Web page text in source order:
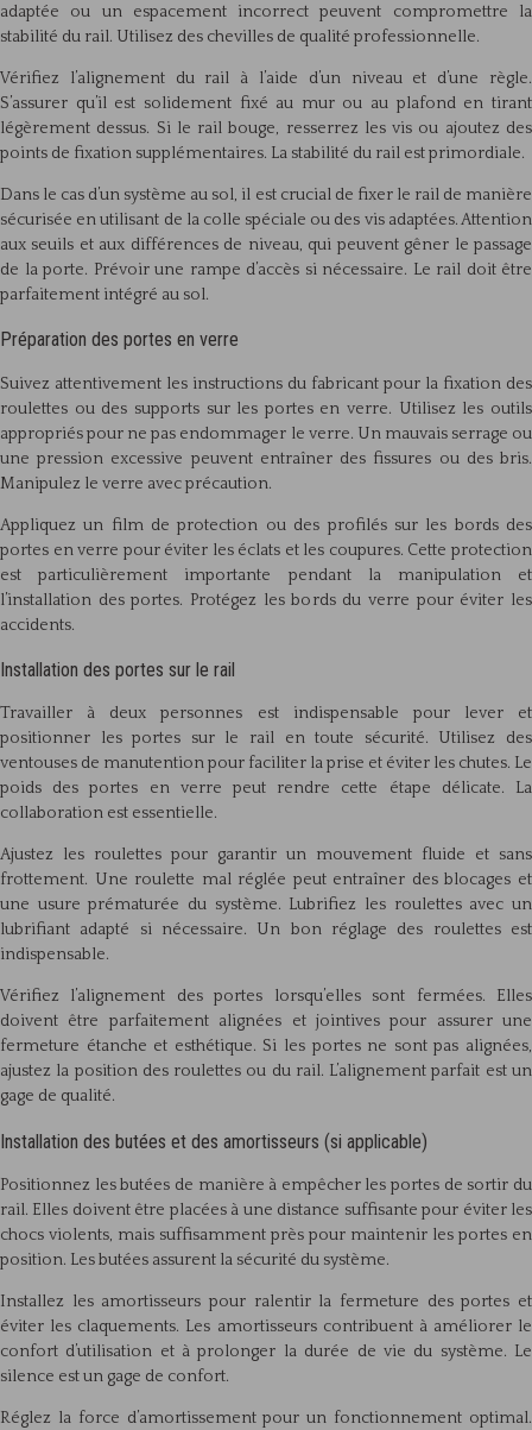
adaptée ou un espacement incorrect peuvent compromettre la
stabilité du rail. Utilisez des chevilles de qualité professionnelle.
Vérifiez l’alignement du rail à l’aide d’un niveau et d’une règle.
S’assurer qu’il est solidement fixé au mur ou au plafond en tirant
légèrement dessus. Si le rail bouge, resserrez les vis ou ajoutez des
points de fixation supplémentaires. La stabilité du rail est primordiale.
Dans le cas d’un système au sol, il est crucial de fixer le rail de manière
sécurisée en utilisant de la colle spéciale ou des vis adaptées. Attention
aux seuils et aux différences de niveau, qui peuvent gêner le passage
de la porte. Prévoir une rampe d’accès si nécessaire. Le rail doit être
parfaitement intégré au sol.
Préparation des portes en verre
Suivez attentivement les instructions du fabricant pour la fixation des
roulettes ou des supports sur les portes en verre. Utilisez les outils
appropriés pour ne pas endommager le verre. Un mauvais serrage ou
une pression excessive peuvent entraîner des fissures ou des bris.
Manipulez le verre avec précaution.
Appliquez un film de protection ou des profilés sur les bords des
portes en verre pour éviter les éclats et les coupures. Cette protection
est particulièrement importante pendant la manipulation et
l’installation des portes. Protégez les bords du verre pour éviter les
accidents.
Installation des portes sur le rail
Travailler à deux personnes est indispensable pour lever et
positionner les portes sur le rail en toute sécurité. Utilisez des
ventouses de manutention pour faciliter la prise et éviter les chutes. Le
poids des portes en verre peut rendre cette étape délicate. La
collaboration est essentielle.
Ajustez les roulettes pour garantir un mouvement fluide et sans
frottement. Une roulette mal réglée peut entraîner des blocages et
une usure prématurée du système. Lubrifiez les roulettes avec un
lubrifiant adapté si nécessaire. Un bon réglage des roulettes est
indispensable.
Vérifiez l’alignement des portes lorsqu’elles sont fermées. Elles
doivent être parfaitement alignées et jointives pour assurer une
fermeture étanche et esthétique. Si les portes ne sont pas alignées,
ajustez la position des roulettes ou du rail. L’alignement parfait est un
gage de qualité.
Installation des butées et des amortisseurs (si applicable)
Positionnez les butées de manière à empêcher les portes de sortir du
rail. Elles doivent être placées à une distance suffisante pour éviter les
chocs violents, mais suffisamment près pour maintenir les portes en
position. Les butées assurent la sécurité du système.
Installez les amortisseurs pour ralentir la fermeture des portes et
éviter les claquements. Les amortisseurs contribuent à améliorer le
confort d’utilisation et à prolonger la durée de vie du système. Le
silence est un gage de confort.
Réglez la force d’amortissement pour un fonctionnement optimal.